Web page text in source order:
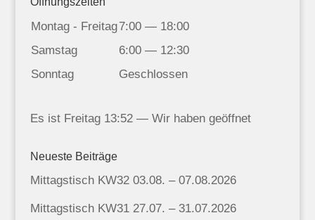
Montag - Freitag7:00 — 18:00
Samstag
6:00 — 12:30
Sonntag
Geschlossen
Es istFreitag13:52— Wir haben geöffnet
Neueste Beiträge
Mittagstisch KW32 03.08. – 07.08.2026
Mittagstisch KW31 27.07. – 31.07.2026